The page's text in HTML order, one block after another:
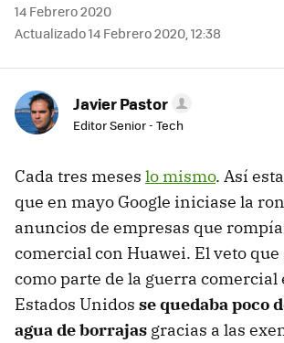
14 Febrero 2020
Actualizado 14 Febrero 2020, 12:38
Javier Pastor
Editor Senior - Tech
Cada tres meses lo mismo. Así
que en mayo Google iniciase la
anuncios de empresas que
comercial con Huawei. El veto que
como parte de la guerra
Estados Unidos se quedaba poco
agua de borrajas gracias a las